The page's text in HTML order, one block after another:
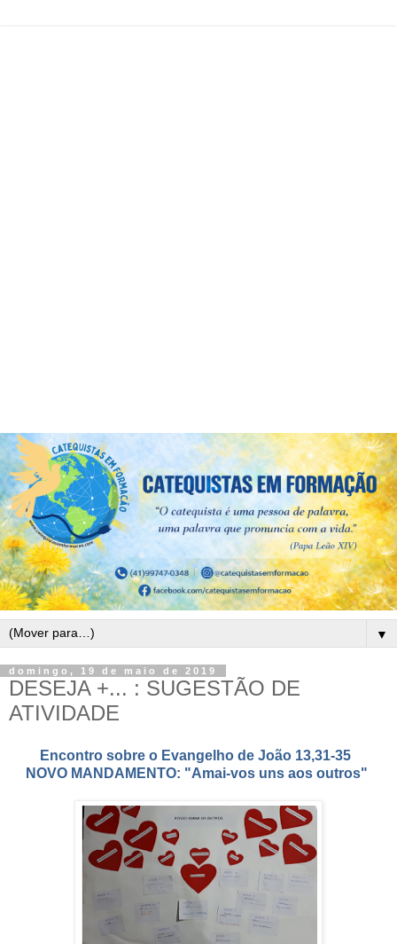
▼
domingo, 19 de maio de 2019
DESEJA +... : SUGESTÃO DE
ATIVIDADE
Encontro sobre o Evangelho de João 13,31-35
NOVO MANDAMENTO: "Amai-vos uns aos outros"